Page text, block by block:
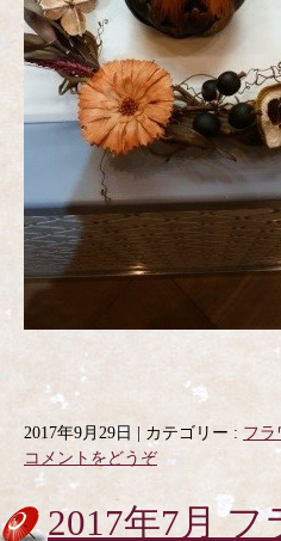
2017年9月29日 | カテゴリー : フラ
コメントをどうぞ
2017年7月